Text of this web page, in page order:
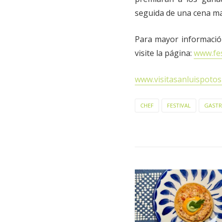
seguida de una cena
Para mayor
visite la página:
CHEF FESTIVAL